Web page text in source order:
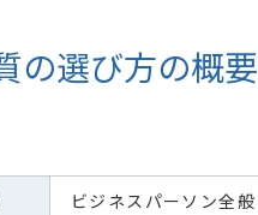
の選び方の概要
ビジネスパーソン全般